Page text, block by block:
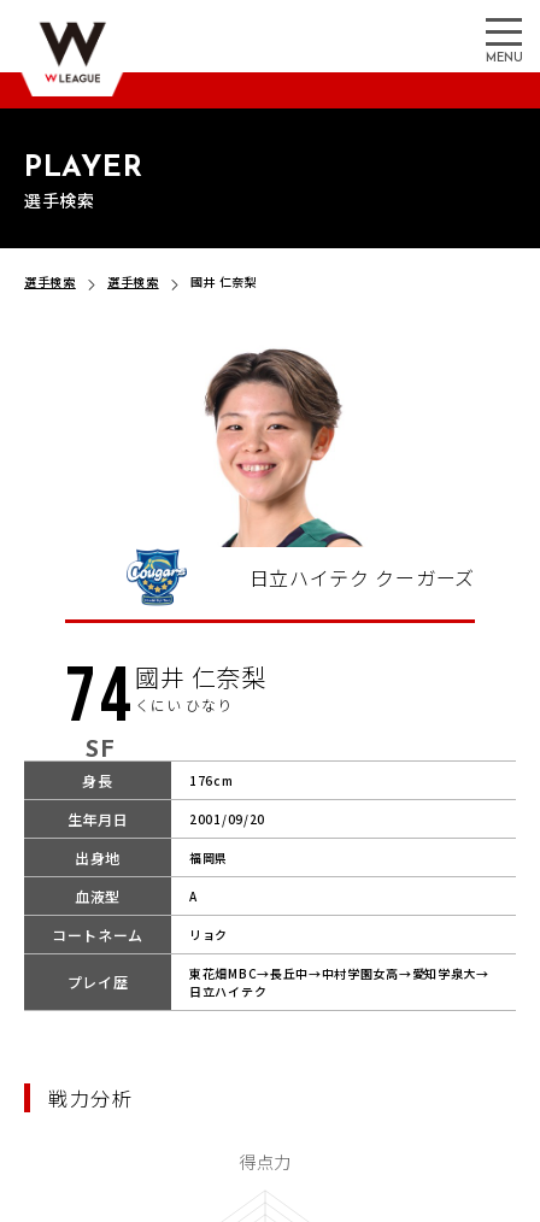
MENU
PLAYER
選手検索
選手検索 選手検索 國井 仁奈梨
日立ハイテク クーガーズ
74
SF
國井 仁奈梨
くにい ひなり
身長 176cm
生年月日 2001/09/20
出身地 福岡県
血液型 A
コートネーム リョク
プレイ歴
東花畑MBC→長丘中→中村学園女高→愛知学泉大→
日立ハイテク
戦力分析